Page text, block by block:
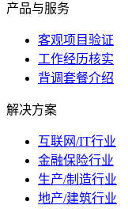
产品与服务
客观项目验证
工作经历核实
背调套餐介绍
解决方案
互联网/IT行业
金融保险行业
生产/制造行业
地产/建筑行业